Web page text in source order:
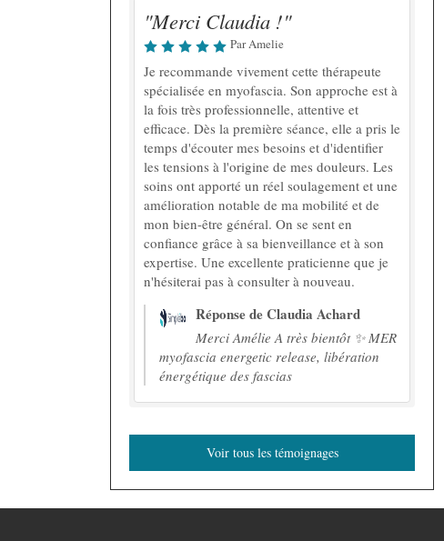
"Merci Claudia !"
Par Amelie
Je recommande vivement cette thérapeute
spécialisée en myofascia. Son approche est à
la fois très professionnelle, attentive et
efficace. Dès la première séance, elle a pris le
temps d'écouter mes besoins et d'identifier
les tensions à l'origine de mes douleurs. Les
soins ont apporté un réel soulagement et une
amélioration notable de ma mobilité et de
mon bien-être général. On se sent en
confiance grâce à sa bienveillance et à son
expertise. Une excellente praticienne que je
n'hésiterai pas à consulter à nouveau.
Réponse de Claudia Achard
Merci Amélie A très bientôt ✨ MER
myofascia energetic release, libération
énergétique des fascias
Voir tous les témoignages